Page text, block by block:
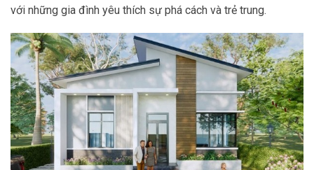
với những gia đình yêu thích sự phá cách và trẻ trung.